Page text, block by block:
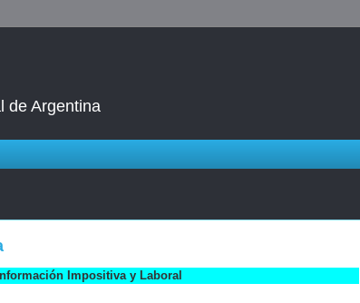
de Argentina
Impositiva y Laboral